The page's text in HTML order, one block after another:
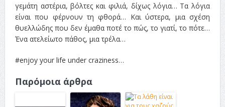
γεμάτη αστέρια, βόλτες και φιλιά, δίχως λόγια… Τα λόγια
είναι που φέρνουν τη φθορά… Και ύστερα, μια σχέση
θυελλώδης που δεν έμαθα ποτέ το πώς, το γιατί, το πότε…
Ένα ατελείωτο πάθος, μια τρέλα…
#enjoy your life under craziness…
Παρόμοια άρθρα